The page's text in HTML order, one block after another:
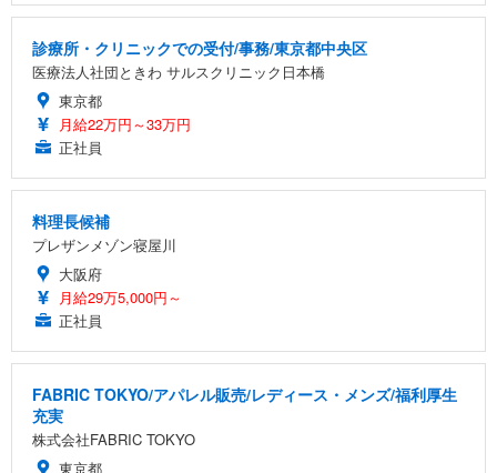
診療所・クリニックでの受付/事務/東京都中央区
医療法人社団ときわ サルスクリニック日本橋
東京都
月給22万円～33万円
正社員
料理長候補
プレザンメゾン寝屋川
大阪府
月給29万5,000円～
正社員
FABRIC TOKYO/アパレル販売/レディース・メンズ/福利厚生
充実
株式会社FABRIC TOKYO
東京都